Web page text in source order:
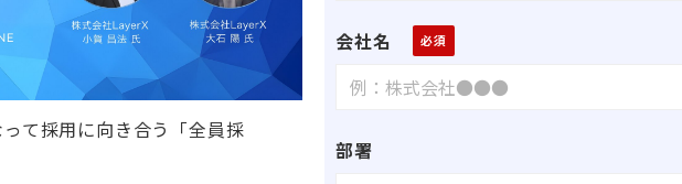
て採用に向き合う「全員採
会社名
部署